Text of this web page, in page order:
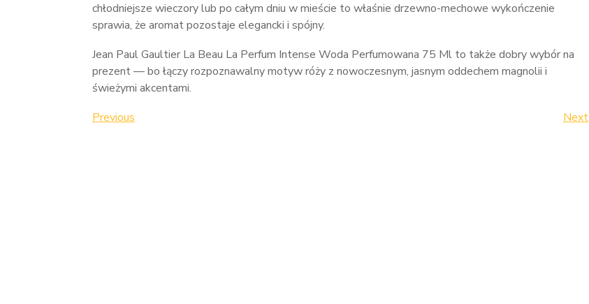
chłodniejsze wieczory lub po całym dniu w mieście to właśnie drzewno-mechowe wykończenie
sprawia, że aromat pozostaje elegancki i spójny.
Jean Paul Gaultier La Beau La Perfum Intense Woda Perfumowana 75 Ml to także dobry wybór na
prezent — bo łączy rozpoznawalny motyw róży z nowoczesnym, jasnym oddechem magnolii i
świeżymi akcentami.
Nawigacja
Previous
Previous
Next
Next